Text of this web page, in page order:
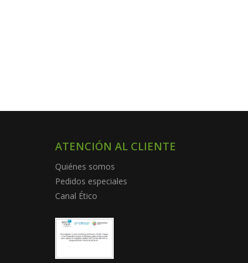
ATENCIÓN AL CLIENTE
Quiénes somos
Pedidos especiales
Canal Ético